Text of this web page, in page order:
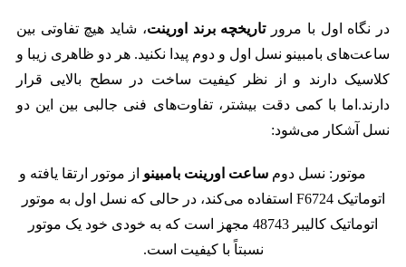
در نگاه اول با مرورتاریخچه برند اورینت، شاید هیچ تفاوتی بین
ساعت‌های بامبینو نسل اول و دوم پیدا نکنید. هر دو ظاهری زیبا و
کلاسیک دارند و از نظر کیفیت ساخت در سطح بالایی قرار
دارند.اما با کمی دقت بیشتر، تفاوت‌های فنی جالبی بین این دو
نسل آشکار می‌شود:
موتور: نسل دومساعت اورینت بامبینو از موتور ارتقا یافته و
اتوماتیک F6724 استفاده می‌کند، در حالی که نسل اول به موتور
اتوماتیک کالیبر 48743 مجهز است که به خودی خود یک موتور
نسبتاً با کیفیت است.